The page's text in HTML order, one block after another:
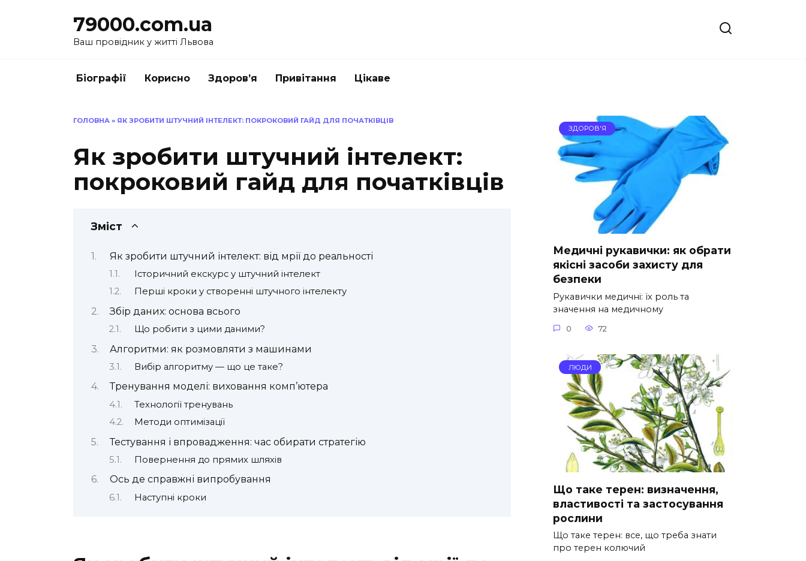
79000.com.ua
Ваш провідник у житті Львова
Біографії Корисно Здоров’я Привітання Цікаве
ГОЛОВНА » ЯК ЗРОБИТИ ШТУЧНИЙ ІНТЕЛЕКТ: ПОКРОКОВИЙ ГАЙД ДЛЯ ПОЧАТКІВЦІВ
Як зробити штучний інтелект:
покроковий гайд для початківців
Зміст
Як зробити штучний інтелект: від мрії до реальності
Історичний екскурс у штучний інтелект
Перші кроки у створенні штучного інтелекту
Збір даних: основа всього
Що робити з цими даними?
Алгоритми: як розмовляти з машинами
Вибір алгоритму — що це таке?
Тренування моделі: виховання комп’ютера
Технології тренувань
Методи оптимізації
Тестування і впровадження: час обирати стратегію
Повернення до прямих шляхів
Ось де справжні випробування
Наступні кроки
ЗДОРОВ'Я
Медичні рукавички: як обрати
якісні засоби захисту для
безпеки
Рукавички медичні: їх роль та
значення на медичному
0 72
ЛЮДИ
Що таке терен: визначення,
властивості та застосування
рослини
Що таке терен: все, що треба знати
про терен колючий